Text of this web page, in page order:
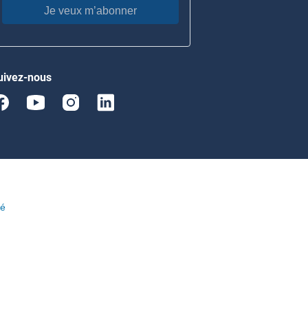
Je veux m’abonner
nous